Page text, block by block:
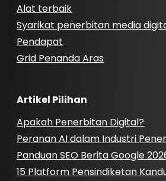
Alat terbaik
Syarikat penerbitan media
Pendapat
Grid Penanda Aras
Artikel Pilihan
Apakah Penerbitan Digital?
Peranan AI dalam Industri
Panduan SEO Berita Google
15 Platform Pensindiketan